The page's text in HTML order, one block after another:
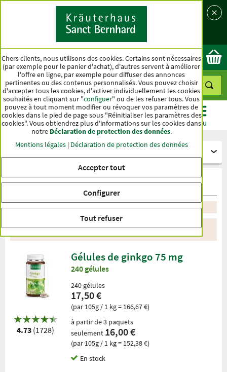
Pays
Ok
CATÉGORIES OFFRES BEST-SELLER MENU
Gélules et comprimés
Mémoire et concentration
Trier par recommandation
7 Produits
4.73 (1728)
Gélules de ginkgo 75 mg
240 gélules
240 gélules
17,50 €
(par 105g / 1 kg = 166,67 €)
à partir de 3 paquets
seulement 16,00 €
(par 105g / 1 kg = 152,38 €)
En stock
Chers clients, nous utilisons des cookies. Certains sont nécessaires
(par exemple pour le panier d'achat), d'autres servent à améliorer
l'offre en ligne, par exemple pour diffuser des annonces
pertinentes ou des contenus personnalisés. Vous pouvez choisir
d'accepter tous les cookies, d'activer individuellement les cookies
souhaités en cliquant sur "configuer" ou de les refuser tous. Vous
pouvez à tout moment modifier ou révoquer vos paramètres de
cookies dans le pied de page sous "Réinitialiser les paramètres des
cookies". Vous obtiendrez plus d'informations sur les cookies dans
notre Déclaration de protection des données.
Mentions légales| Déclaration de protection des données
Accepter tout
Configurer
Tout refuser